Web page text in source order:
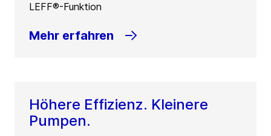
LEFF®-Funktion
Mehr erfahren
Höhere Effizienz. Kleinere
Pumpen.